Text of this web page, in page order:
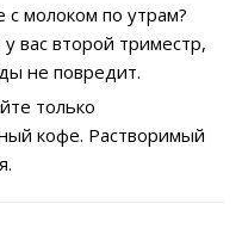
молоком по утрам?
вас второй триместр,
не повредит.
только
кофе. Растворимый